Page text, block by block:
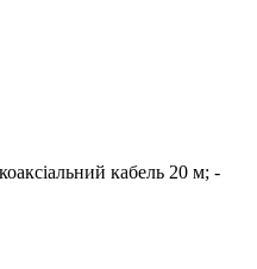
кабель 20 м; -